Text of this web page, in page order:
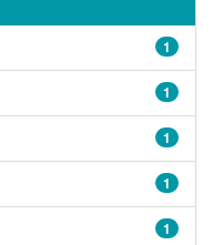
1
1
1
1
1